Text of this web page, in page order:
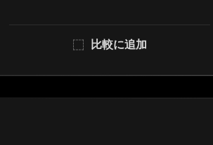
比較に追加